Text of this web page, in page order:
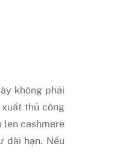
không phải
thủ công
len cashmere
dài hạn. Nếu